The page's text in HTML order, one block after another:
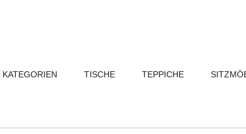
KATEGORIEN TISCHE TEPPICHE